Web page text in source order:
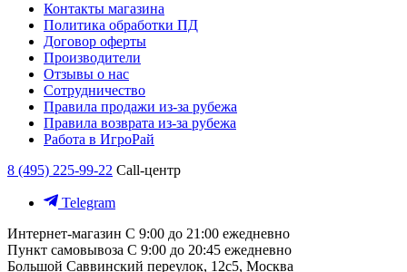
Контакты магазина
Политика обработки ПД
Договор оферты
Производители
Отзывы о нас
Сотрудничество
Правила продажи из-за рубежа
Правила возврата из-за рубежа
Работа в ИгроРай
8 (495) 225-99-22 Call-центр
Telegram
Интернет-магазин С 9:00 до 21:00 ежедневно
Пункт самовывоза С 9:00 до 20:45 ежедневно
Большой Саввинский переулок, 12с5, Москва